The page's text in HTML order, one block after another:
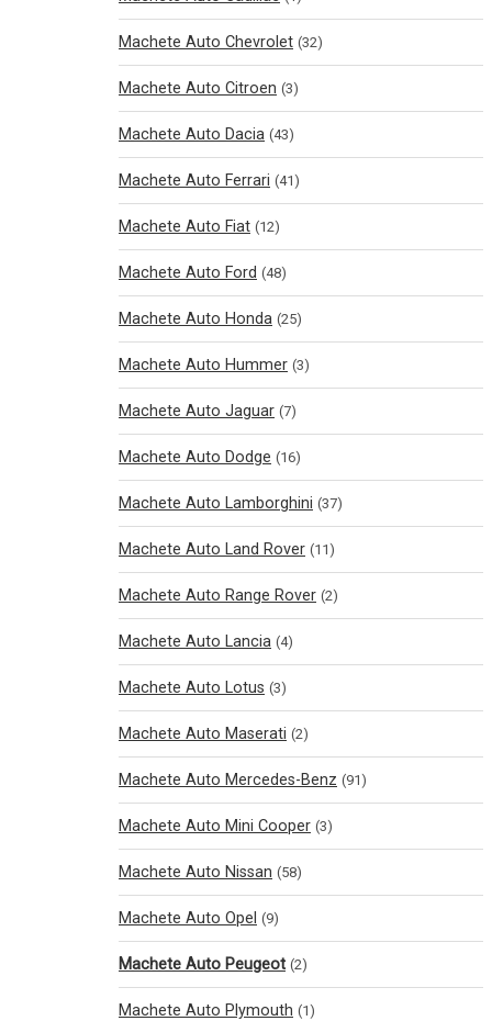
Machete Auto Chevrolet (32)
Machete Auto Citroen (3)
Machete Auto Dacia (43)
Machete Auto Ferrari (41)
Machete Auto Fiat (12)
Machete Auto Ford (48)
Machete Auto Honda (25)
Machete Auto Hummer (3)
Machete Auto Jaguar (7)
Machete Auto Dodge (16)
Machete Auto Lamborghini (37)
Machete Auto Land Rover (11)
Machete Auto Range Rover (2)
Machete Auto Lancia (4)
Machete Auto Lotus (3)
Machete Auto Maserati (2)
Machete Auto Mercedes-Benz (91)
Machete Auto Mini Cooper (3)
Machete Auto Nissan (58)
Machete Auto Opel (9)
Machete Auto Peugeot (2)
Machete Auto Plymouth (1)